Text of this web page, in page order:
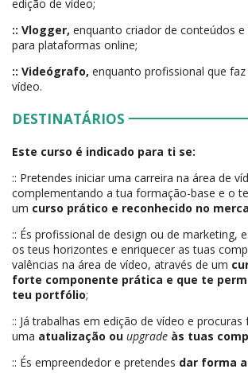
edição de vídeo;
:: Vlogger, enquanto criador de conteúdos
para plataformas online;
:: Videógrafo, enquanto profissional que
vídeo.
DESTINATÁRIOS
Este curso é indicado para ti se:
:: Pretendes iniciar uma carreira na área de
complementando a tua formação-base e o
um curso prático e reconhecido no
:: És profissional de design ou de marketing,
os teus horizontes e enriquecer as tuas
valências na área de vídeo, através de um
forte componente prática e que te
teu portfólio;
:: Já trabalhas em edição de vídeo e procuras
uma atualização ou upgrade às tuas
:: És empreendedor e pretendes dar forma